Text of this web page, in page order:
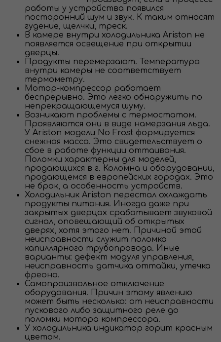
работы у устройства появился
посторонний шум и звук. К таким относят
гудение, щелчки, треск.
В камере внутри холодильника Ariston не
появляется освещение при открытии
дверцы.
Продукты перемерзают. Температура
внутри камеры не соответствует
термометру.
Мотор-компрессор работает
беспрерывно. Это легко обнаружить по
непрекращающемуся шуму.
Возникают проблемы с термостатом.
Проявляются они в виде намерзания льда.
У Ariston модели No Frost формируется
снежная масса. Это свидетельствует о
сбое в работе функции оттаивания.
Поломки характерны для моделей,
продающихся в г. Коломна и оборудовании,
продающемся в европейских городах. Это
не брак, а особенность устройств.
Холодильник Ariston перестал охлаждать
продукты питания. Иногда даже при
закрытых дверцах срабатывает звуковой
сигнал, оповещающий об открытых
дверях, хотя этого нет. Причиной этой
неисправности служит поломка
капиллярного трубопровода. Иные
варианты: дефект модуля управления,
неисправность датчика оттайки, утечка
фреона.
Самопроизвольное отключение
оборудования. Причин этому явлению
может быть несколько: от неисправности
пускового либо защитного реле до
поломки мотора компрессора.
У холодильника индикатор горит красным
цветом.